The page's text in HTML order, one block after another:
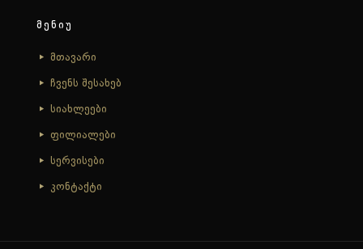
მენიუ
მთავარი
ჩვენს შესახებ
სიახლეები
ფილიალები
სერვისები
კონტაქტი